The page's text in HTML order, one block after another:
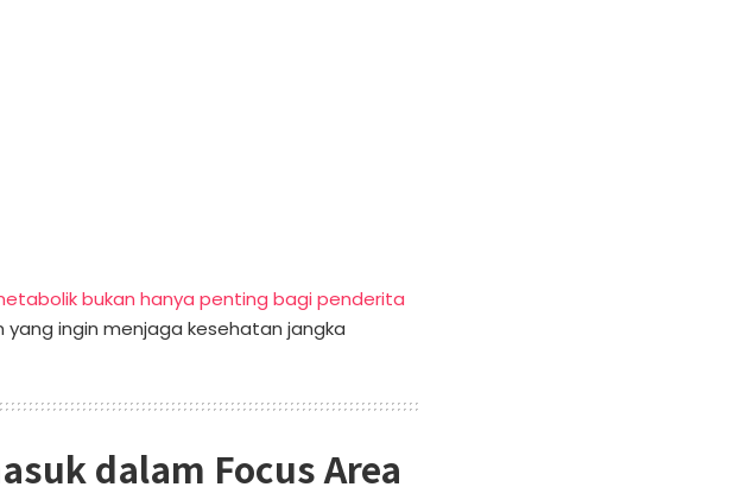
bukan hanya penting bagi penderita
ingin menjaga kesehatan jangka
dalam Focus Area